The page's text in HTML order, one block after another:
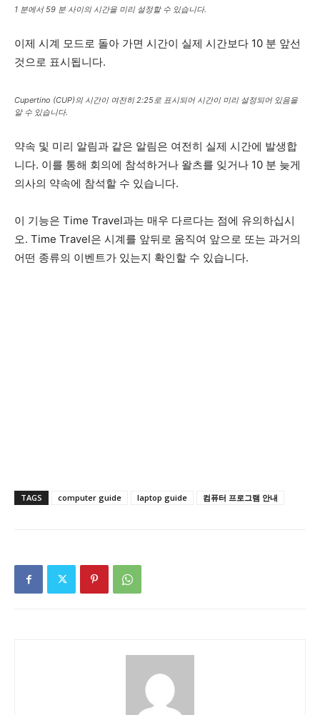
1 분에서 59 분 사이의 시간을 미리 설정할 수 있습니다.
이제 시계 모드로 돌아 가면 시간이 실제 시간보다 10 분 앞선
것으로 표시됩니다.
Cupertino (CUP)의 시간이 여전히 2:25로 표시되어 시간이 미리 설정되어 있음을
알 수 있습니다.
약속 및 미리 알림과 같은 알림은 여전히 ​​실제 시간에 발생합
니다. 이를 통해 회의에 참석하거나 왈츠를 잊거나 10 분 늦게
의사의 약속에 참석할 수 있습니다.
이 기능은 Time Travel과는 매우 다르다는 점에 유의하십시
오. Time Travel은 시계를 앞뒤로 움직여 앞으로 또는 과거의
어떤 종류의 이벤트가 있는지 확인할 수 있습니다.
TAGS computer guide laptop guide 컴퓨터 프로그램 안내